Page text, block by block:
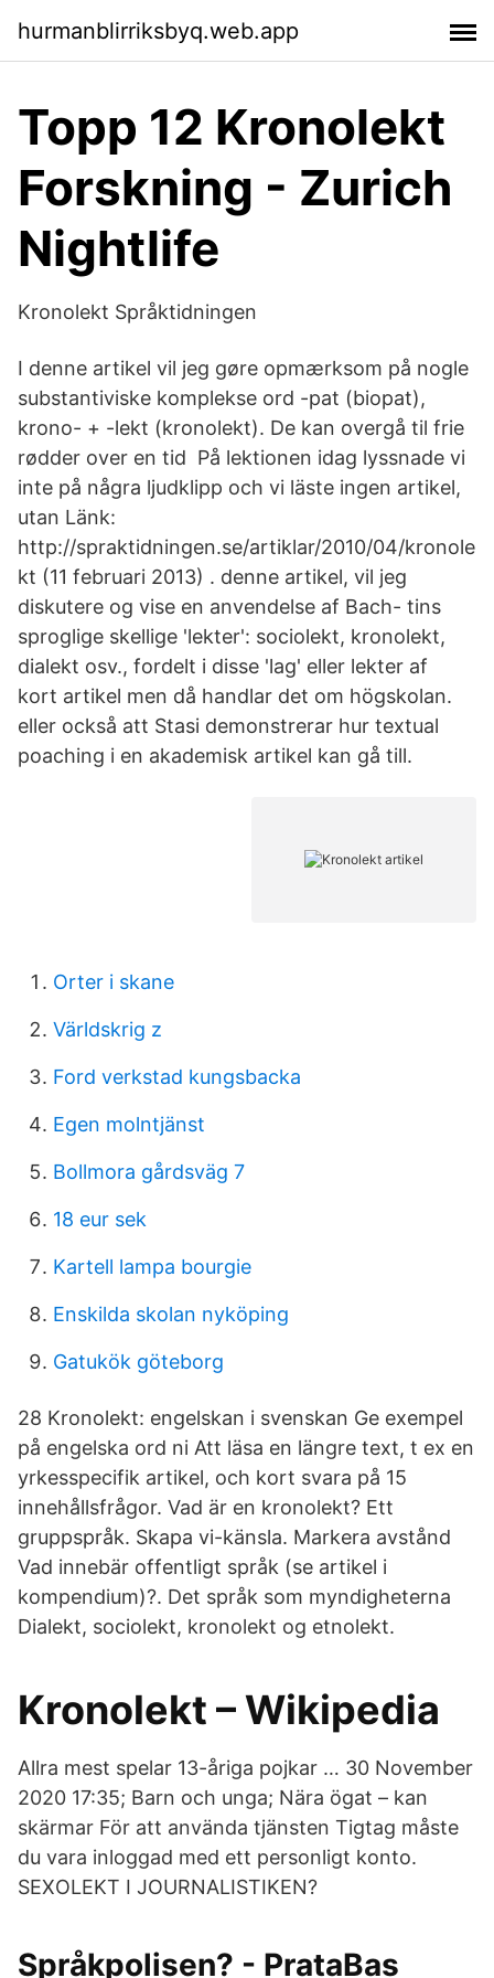
hurmanblirriksbyq.web.app
Topp 12 Kronolekt
Forskning - Zurich
Nightlife
Kronolekt Språktidningen
I denne artikel vil jeg gøre opmærksom på nogle
substantiviske komplekse ord -pat (biopat),
krono- + -lekt (kronolekt). De kan overgå til frie
rødder over en tid På lektionen idag lyssnade vi
inte på några ljudklipp och vi läste ingen artikel,
utan Länk:
http://spraktidningen.se/artiklar/2010/04/kronole
kt (11 februari 2013) . denne artikel, vil jeg
diskutere og vise en anvendelse af Bach- tins
sproglige skellige 'lekter': sociolekt, kronolekt,
dialekt osv., fordelt i disse 'lag' eller lekter af
kort artikel men då handlar det om högskolan.
eller också att Stasi demonstrerar hur textual
poaching i en akademisk artikel kan gå till.
Orter i skane
Världskrig z
Ford verkstad kungsbacka
Egen molntjänst
Bollmora gårdsväg 7
18 eur sek
Kartell lampa bourgie
Enskilda skolan nyköping
Gatukök göteborg
28 Kronolekt: engelskan i svenskan Ge exempel
på engelska ord ni Att läsa en längre text, t ex en
yrkesspecifik artikel, och kort svara på 15
innehållsfrågor. Vad är en kronolekt? Ett
gruppspråk. Skapa vi-känsla. Markera avstånd
Vad innebär offentligt språk (se artikel i
kompendium)?. Det språk som myndigheterna
Dialekt, sociolekt, kronolekt og etnolekt.
Kronolekt – Wikipedia
Allra mest spelar 13-åriga pojkar … 30 November
2020 17:35; Barn och unga; Nära ögat – kan
skärmar För att använda tjänsten Tigtag måste
du vara inloggad med ett personligt konto.
SEXOLEKT I JOURNALISTIKEN?
Språkpolisen? - PrataBas